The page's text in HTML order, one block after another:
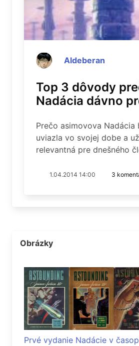
Aldeberan
Top 3 dôvody
Nadácia dávno
Prečo asimovova Nadácia
uviazla vo svojej dobe a
relevantná pre dnešného
1.04.2014 14:00 3
Obrázky
Prvé vydanie Nadácie v